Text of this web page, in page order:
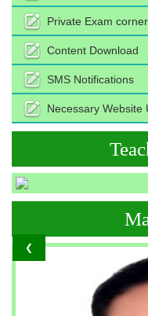
Private Exam corner
Content Download
SMS Notifications
Necessary Website
❮